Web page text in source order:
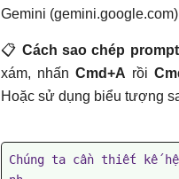
Gemini
📋 Cách sao chép
xám, nhấn Cmd+A rồi
Hoặc sử dụng biểu tượng
Chúng ta cần thiết kế hệ